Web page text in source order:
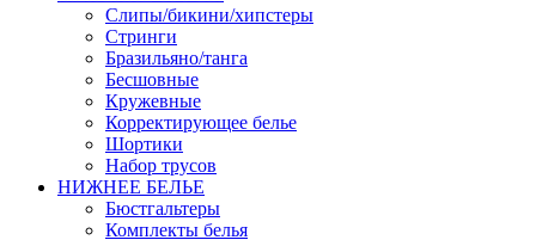
Слипы/бикини/хипстеры
Стринги
Бразильяно/танга
Бесшовные
Кружевные
Корректирующее белье
Шортики
Набор трусов
НИЖНЕЕ БЕЛЬЕ
Бюстгальтеры
Комплекты белья